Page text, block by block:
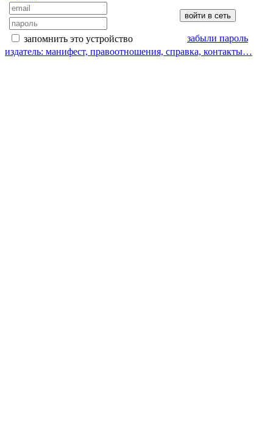
запомнить это устройство
забыли пароль
издатель: манифест, правоотношения, справка, контакты…